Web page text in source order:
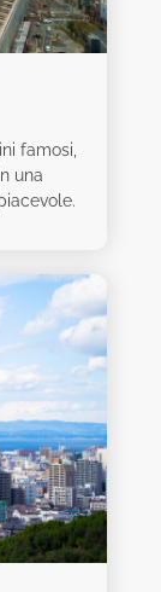
famosi,
una